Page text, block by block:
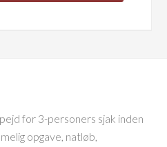
for 3-personers sjak inden
opgave, natløb,